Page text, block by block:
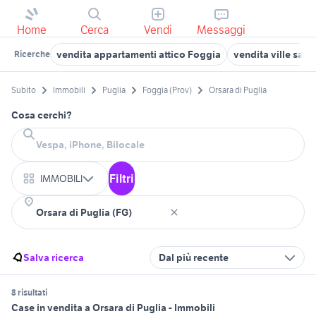
Home Cerca Vendi Messaggi
Ricerche vendita appartamenti attico Foggia vendita ville san
Subito Immobili Puglia Foggia (Prov) Orsara di Puglia
Cosa cerchi?
IMMOBILI Filtri
Salva ricerca Dal più recente
8 risultati
Case in vendita a Orsara di Puglia - Immobili